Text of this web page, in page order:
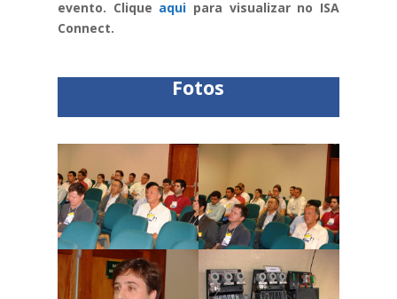
evento. Clique aqui para visualizar no ISA
Connect.
Fotos